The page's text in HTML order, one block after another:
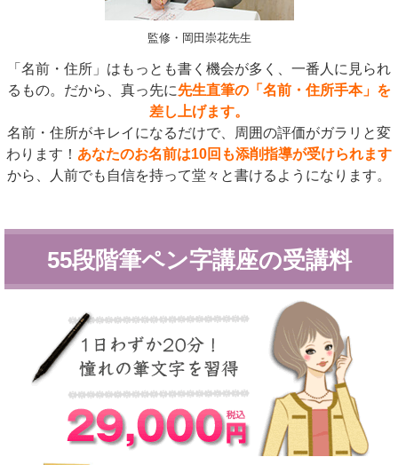
監修・岡田崇花先生
「名前・住所」はもっとも書く機会が多く、一番人に見られ
るもの。だから、真っ先に先生直筆の「名前・住所手本」を
差し上げます。
名前・住所がキレイになるだけで、周囲の評価がガラリと変
わります！ あなたのお名前は10回も添削指導が受けられます
から、人前でも自信を持って堂々と書けるようになります。
55段階筆ペン字講座の受講料